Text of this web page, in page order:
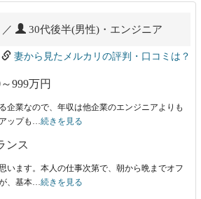
／ 30代後半(男性)・エンジニア
妻から見たメルカリの評判・口コミは？
999万円
企業なので、年収は他企業のエンジニアよりも
ップも…続きを見る
ンス
います。本人の仕事次第で、朝から晩までオフ
、基本…続きを見る